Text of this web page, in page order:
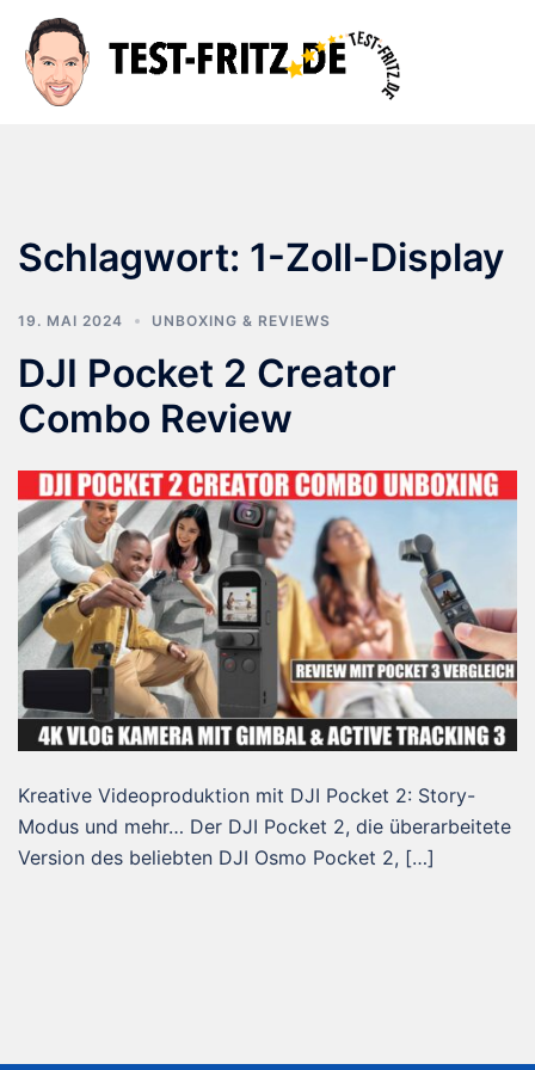
Inhalt
springen
Schlagwort: 1-Zoll-Display
19. MAI 2024 UNBOXING & REVIEWS
DJI Pocket 2 Creator
Combo Review
Kreative Videoproduktion mit DJI Pocket 2: Story-
Modus und mehr… Der DJI Pocket 2, die überarbeitete
Version des beliebten DJI Osmo Pocket 2, […]